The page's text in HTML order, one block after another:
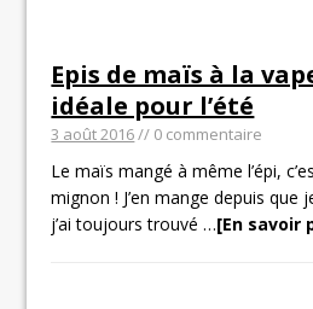
Epis de maïs à la
idéale pour l’été
3 août 2016// 0 commentaire
Le maïs mangé à même l’épi,
mignon ! J’en mange depuis
j’ai toujours trouvé…[En savoir